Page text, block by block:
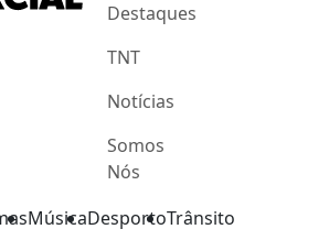
Destaques
TNT
Notícias
Somos
Nós
MúsicaDesportoTrânsito